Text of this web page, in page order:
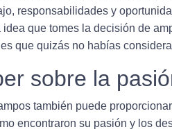
responsabilidades y
que tomes la decisión de
que quizás no habías
sobre la
también puede
encontraron su pasión y los